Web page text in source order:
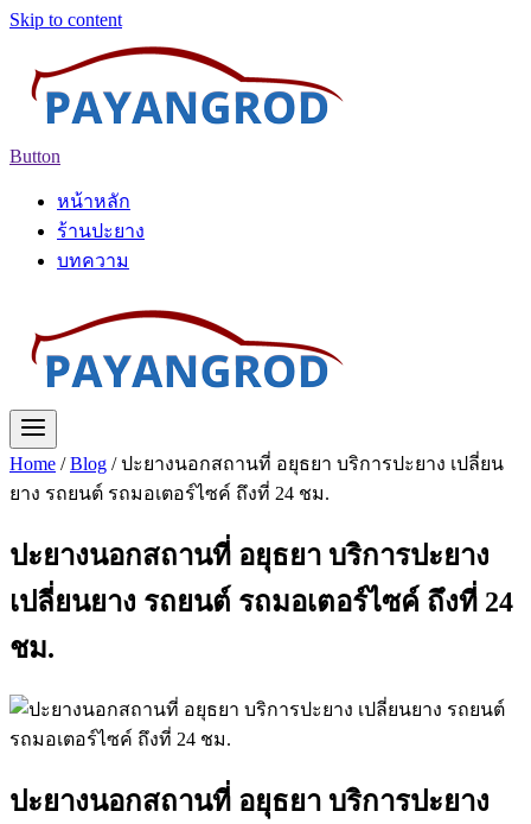
Skip to content
Button
หน้าหลัก
ร้านปะยาง
บทความ
Home / Blog / ปะยางนอกสถานที่ อยุธยา บริการปะยาง เปลี่ยน
ยาง รถยนต์ รถมอเตอร์ไซค์ ถึงที่ 24 ชม.
ปะยางนอกสถานที่ อยุธยา บริการปะยาง
เปลี่ยนยาง รถยนต์ รถมอเตอร์ไซค์ ถึงที่ 24
ชม.
ปะยางนอกสถานที่ อยุธยา บริการปะยาง